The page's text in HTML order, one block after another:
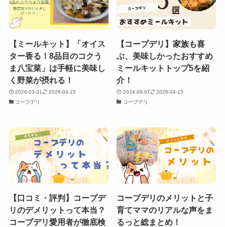
【ミールキット】「オイス
ター香る！8品目のコクう
ま八宝菜」は手軽に美味し
く野菜が摂れる！
2026-03-31
2026-04-15
コープデリ
【コープデリ】家族も喜
ぶ、美味しかったおすすめ
ミールキットトップ5を紹
介！
2024-09-07
2026-04-15
コープデリ
【口コミ・評判】コープデ
リのデメリットって本当？
コープデリ愛用者が徹底検
コープデリのメリットと子
育てママのリアルな声をま
るっと総まとめ！